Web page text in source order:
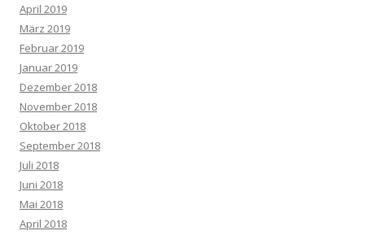
April 2019
März 2019
Februar 2019
Januar 2019
Dezember 2018
November 2018
Oktober 2018
September 2018
Juli 2018
Juni 2018
Mai 2018
April 2018